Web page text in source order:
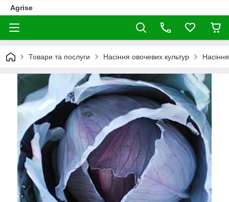
Agrise
Товари та послуги Насіння овочевих культур